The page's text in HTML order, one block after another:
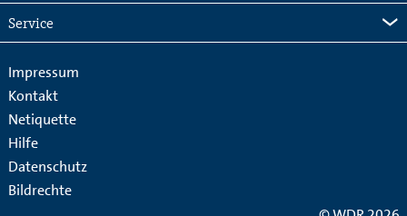
Service
Impressum
Kontakt
Netiquette
Hilfe
Datenschutz
Bildrechte